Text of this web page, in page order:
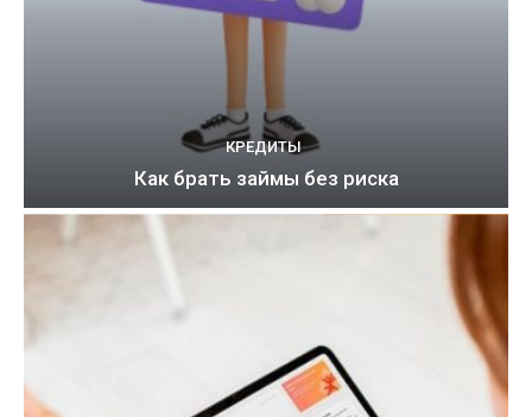
КРЕДИТЫ
Как брать займы без риска